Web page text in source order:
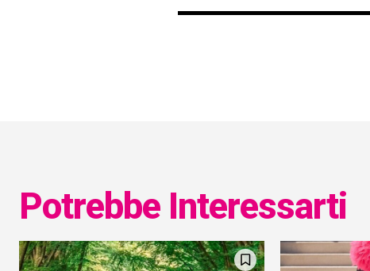
Potrebbe Interessarti